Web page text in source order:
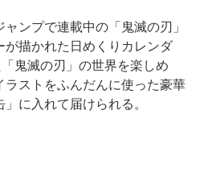
ンプで連載中の「鬼滅の刃」
が描かれた日めくりカレンダ
鬼滅の刃」の世界を楽しめ
ラストをふんだんに使った豪華
に入れて届けられる。